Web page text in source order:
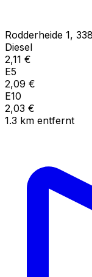
Rodderheide 1,
Diesel
2,11 €
E5
2,09 €
E10
2,03 €
1.3 km entfernt